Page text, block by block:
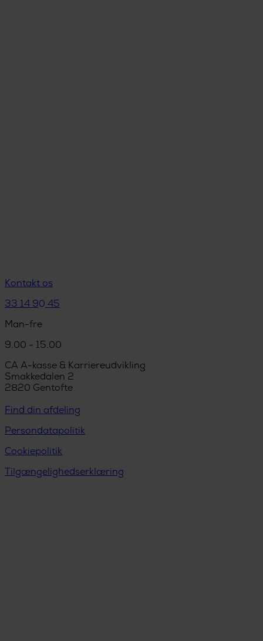
Kontakt os
33 14 90 45
Man-fre
9.00 - 15.00
CA A-kasse & Karriereudvikling
Smakkedalen 2
2820 Gentofte
Find din afdeling
Persondatapolitik
Cookiepolitik
Tilgængelighedserklæring